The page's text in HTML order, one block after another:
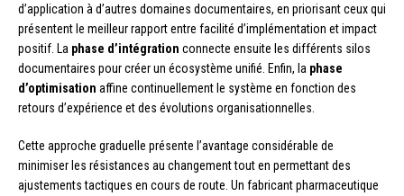
d’application à d’autres domaines documentaires, en priorisant ceux qui
présentent le meilleur rapport entre facilité d’implémentation et impact
positif. La phase d’intégration connecte ensuite les différents silos
documentaires pour créer un écosystème unifié. Enfin, la phase
d’optimisation affine continuellement le système en fonction des
retours d’expérience et des évolutions organisationnelles.
Cette approche graduelle présente l’avantage considérable de
minimiser les résistances au changement tout en permettant des
ajustements tactiques en cours de route. Un fabricant pharmaceutique